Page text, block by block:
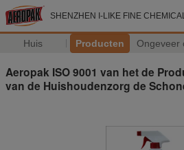
SHENZHEN I-LIKE FINE
Huis Producten Ongeveer
Aeropak ISO 9001 van het de
van de Huishoudenzorg de